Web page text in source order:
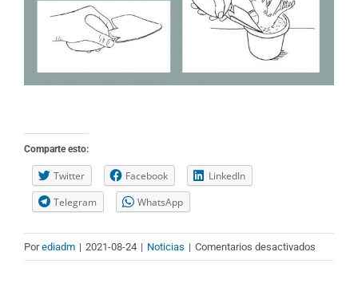
Comparte esto:
Twitter Facebook
LinkedIn
Telegram
WhatsApp
Porediadm | 2021-08-24 | Noticias | Comentarios desactivados
VERGEL: